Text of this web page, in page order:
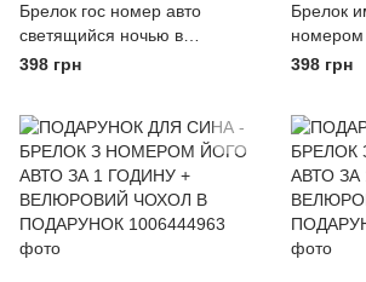
Брелок гос номер авто
светящийся ночью в
темноте
398 грн
Брелок
номером
398 грн